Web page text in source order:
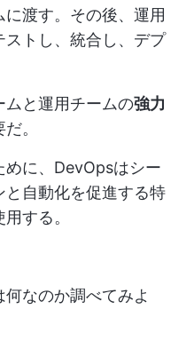
渡す。その後、運用
トし、統合し、デプ
ムと運用チームの強力
。
めに、DevOpsはシー
と自動化を促進する特
する。
なのか調べてみよ